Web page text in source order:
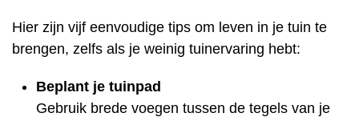
Hier zijn vijf eenvoudige tips om leven in je tuin te
brengen, zelfs als je weinig tuinervaring hebt:
Beplant je tuinpad
Gebruik brede voegen tussen de tegels van je